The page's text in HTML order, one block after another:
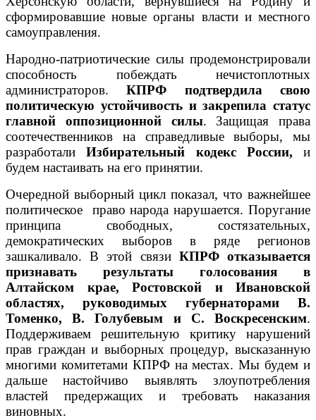
сформировавшие новые органы власти и местного
самоуправления.
Народно-патриотические силы продемонстрировали
способность побеждать нечистоплотных
администраторов. КПРФ подтвердила свою
политическую устойчивость и закрепила статус
главной оппозиционной силы. Защищая права
соотечественников на справедливые выборы, мы
разработалиИзбирательный кодекс России, и
будем настаивать на его принятии.
Очередной выборный цикл показал, что важнейшее
политическое право народа нарушается. Поругание
принципа свободных, состязательных,
демократических выборов в ряде регионов
зашкаливало. В этой связи КПРФ отказывается
признавать результаты голосования в
Алтайском крае, Ростовской и Ивановской
областях, руководимых губернаторами В.
Томенко, В. Голубевым и С. Воскресенским.
Поддерживаем решительную критику нарушений
прав граждан и выборных процедур, высказанную
многими комитетами КПРФ на местах. Мы будем и
дальше настойчиво выявлять злоупотребления
властей предержащих и требовать наказания
виновных.